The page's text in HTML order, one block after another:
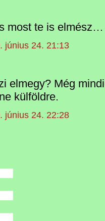
most te is
június 24. 21:13
elmegy? Még
külföldre.
június 24. 22:28